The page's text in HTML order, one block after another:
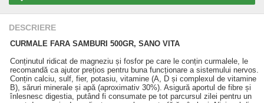
DESCRIERE
CURMALE FARA SAMBURI 500GR, SANO VITA
Conținutul ridicat de magneziu și fosfor pe care le conțin curmalele, le
recomandă ca ajutor prețios pentru buna funcționare a sistemului nervos.
Conțin calciu, sulf, fier, potasiu, vitamine (A, D și complexul de vitamine
B), săruri minerale și apă (aproximativ 30%). Asigură aportul de fibre și
înlesnesc digestia, putând fi consumate pe tot parcursul zilei pentru un